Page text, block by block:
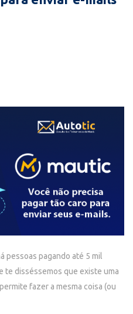
pessoas pagando até 5 mil
te disséssemos que existe uma
fazer a mesma coisa (ou